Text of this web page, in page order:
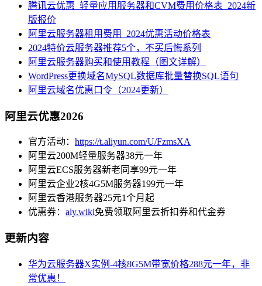
腾讯云优惠_轻量应用服务器和CVM费用价格表_2024新
版报价
阿里云服务器租用费用_2024优惠活动价格表
2024特价云服务器推荐5个，不买后悔系列
阿里云服务器购买和使用教程（图文详解）
WordPress更换域名MySQL数据库批量替换SQL语句
阿里云域名优惠口令（2024更新）
阿里云优惠2026
官方活动： https://t.aliyun.com/U/FzmsXA
阿里云200M轻量服务器38元一年
阿里云ECS服务器新老同享99元一年
阿里云企业2核4G5M服务器199元一年
阿里云香港服务器25元1个月起
优惠券： aly.wiki免费领取阿里云折扣券和代金券
更新内容
华为云服务器X实例-4核8G5M带宽价格288元一年，非
常优惠！